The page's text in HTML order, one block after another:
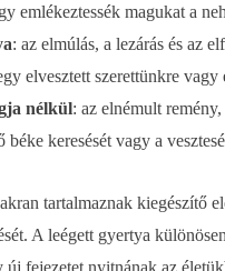
emlékeztessék magukat a
: az elmúlás, a lezárás és az
elvesztett szerettünkre vagy
nélkül: az elnémult
béke keresését vagy a
tartalmaznak kiegészítő
A leégett gyertya
új fejezetet nyitnának az